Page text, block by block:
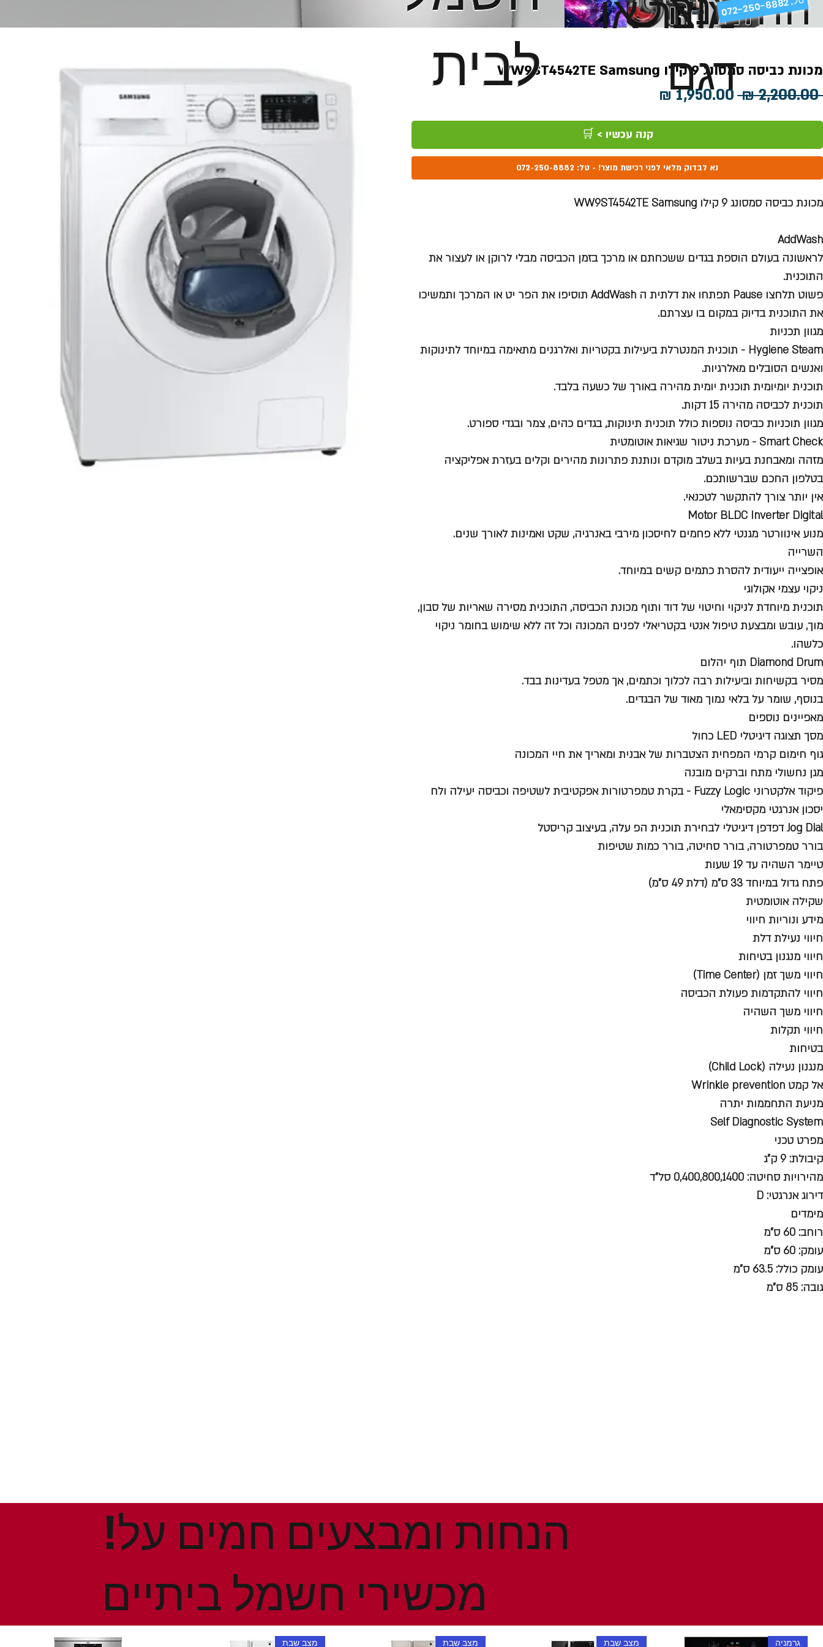
לבית
מוצר או
דגם
לבית
מכונת כביסה סמסונג 9 קילו WW9ST4542TE Samsung
‏2,200.00 ‏₪
מחיר
רגיל
מבצע
קנה עכשיו > 🛒
נא לבדוק מלאי לפני רכישת מוצר! - טל: 072-250-8882
מכונת כביסה סמסונג 9 קילו WW9ST4542TE Samsung
AddWash
לראשונה בעולם הוספת בגדים ששכחתם או מרכך בזמן הכביסה מבלי לרוקן או לעצור את
התוכנית.
פשוט תלחצו Pause תפתחו את דלתית ה AddWash תוסיפו את הפר יט או המרכך ותמשיכו
את התוכנית בדיוק במקום בו עצרתם.
מגוון תכניות
Hygiene Steam - תוכנית המנטרלת ביעילות בקטריות ואלרגנים מתאימה במיוחד לתינוקות
ואנשים הסובלים מאלרגיות.
תוכנית יומיומית תוכנית יומית מהירה באורך של כשעה בלבד.
תוכנית לכביסה מהירה 15 דקות.
מגוון תוכניות כביסה נוספות כולל תוכנית תינוקות, בגדים כהים, צמר ובגדי ספורט.
Smart Check - מערכת ניטור שגיאות אוטומטית
מזהה ומאבחנת בעיות בשלב מוקדם ונותנת פתרונות מהירים וקלים בעזרת אפליקציה
בטלפון החכם שברשותכם.
אין יותר צורך להתקשר לטכנאי.
Motor BLDC Inverter Digital
מנוע אינוורטר מגנטי ללא פחמים לחיסכון מירבי באנרגיה, שקט ואמינות לאורך שנים.
השרייה
אופצייה ייעודית להסרת כתמים קשים במיוחד.
ניקוי עצמי אקולוגי
תוכנית מיוחדת לניקוי וחיטוי של דוד ותוף מכונת הכביסה, התוכנית מסירה שאריות של סבון,
מוך, עובש ומבצעת טיפול אנטי בקטריאלי לפנים המכונה וכל זה ללא שימוש בחומר ניקוי
כלשהו.
Diamond Drum תוף יהלום
מסיר בקשיחות וביעילות רבה לכלוך וכתמים, אך מטפל בעדינות בבד.
בנוסף, שומר על בלאי נמוך מאוד של הבגדים.
מאפיינים נוספים
מסך תצוגה דיגיטלי LED כחול
גוף חימום קרמי המפחית הצטברות של אבנית ומאריך את חיי המכונה
מגן נחשולי מתח וברקים מובנה
פיקוד אלקטרוני Fuzzy Logic - בקרת טמפרטורות אפקטיבית לשטיפה וכביסה יעילה ולח
יסכון אנרגטי מקסימאלי
Jog Dial דפדפן דיגיטלי לבחירת תוכנית הפ עלה, בעיצוב קריסטל
בורר טמפרטורה, בורר סחיטה, בורר כמות שטיפות
טיימר השהיה עד 19 שעות
פתח גדול במיוחד 33 ס"מ (דלת 49 ס"מ)
שקילה אוטומטית
מידע ונוריות חיווי
חיווי נעילת דלת
חיווי מנגנון בטיחות
חיווי משך זמן (Time Center)
חיווי להתקדמות פעולת הכביסה
חיווי משך השהיה
חיווי תקלות
בטיחות
מנגנון נעילה (Child Lock)
אל קמט Wrinkle prevention
מניעת התחממות יתרה
Self Diagnostic System
מפרט טכני
קיבולת: 9 ק"ג
מהירויות סחיטה: 0,400,800,1400 סל"ד
דירוג אנרגטי: D
מימדים
רוחב: 60 ס"מ
עומק: 60 ס"מ
עומק כולל: 63.5 ס"מ
גובה: 85 ס"מ
גרמניה מצב שבת מצב שבת מצב שבת
!הנחות ומבצעים חמים על
מכשירי חשמל ביתיים
072-250-8882 .